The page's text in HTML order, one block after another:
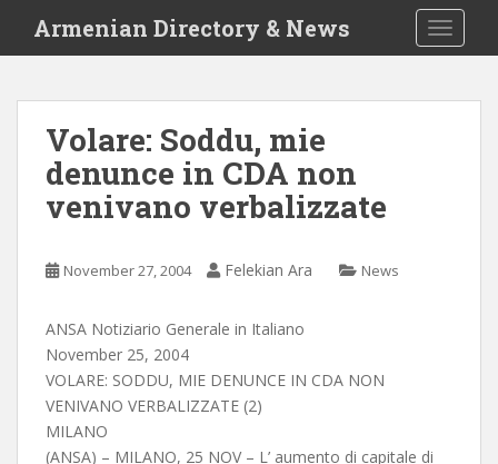
i
Armenian Directory & News
Volare: Soddu, mie
denunce in CDA non
venivano verbalizzate
November 27, 2004 Felekian Ara News
ANSA Notiziario Generale in Italiano
November 25, 2004
VOLARE: SODDU, MIE DENUNCE IN CDA NON
VENIVANO VERBALIZZATE (2)
MILANO
(ANSA) – MILANO, 25 NOV – L’ aumento di capitale di